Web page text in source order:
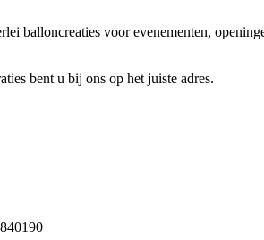
balloncreaties voor evenementen,
bent u bij ons op het juiste adres.